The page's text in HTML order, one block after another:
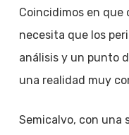
Coincidimos en que
necesita que los
análisis y un punto
una realidad muy
Semicalvo, con una